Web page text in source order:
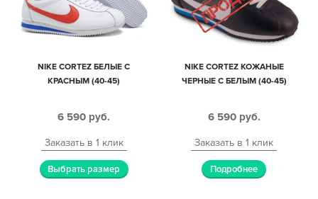
NIKE CORTEZ БЕЛЫЕ С
КРАСНЫМ (40-45)
6 590 руб.
Заказать в 1 клик
Выбрать размер
NIKE CORTEZ КОЖАНЫЕ
ЧЕРНЫЕ С БЕЛЫМ (40-45)
6 590 руб.
Заказать в 1 клик
Подробнее